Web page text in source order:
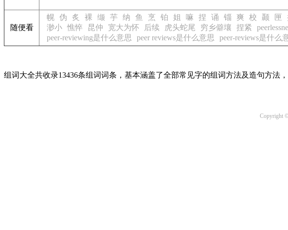
随便看
幌 伪 炙 裸 缬 芋 纳 鱼 烹 铂 姐 嘛 捏 诵 锱 爽 校 颞 匣
渺小 憔悴 昆仲 宽大为怀 后续 虎头蛇尾 穷乡僻壤 捏紧
peer-reviewing是什么意思
peer reviews是什么意思 peer-reviews是什么
组词大全共收录13436条组词词条，基本涵盖了全部常见字的组词方法及造句方法
Copyright